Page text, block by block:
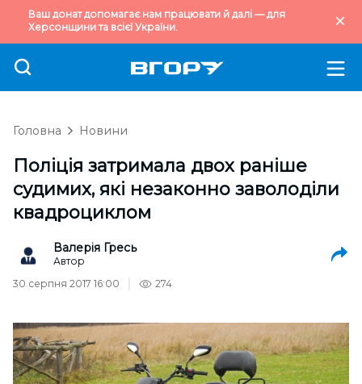
Ваш донат допомагає нам працювати й далі — для
Херсонщини та всієї України.
Головна Новини
Поліція затримала двох раніше
судимих, які незаконно заволоділи
квадроциклом
Валерія Гресь
Автор
30 серпня 2017 16:00
274